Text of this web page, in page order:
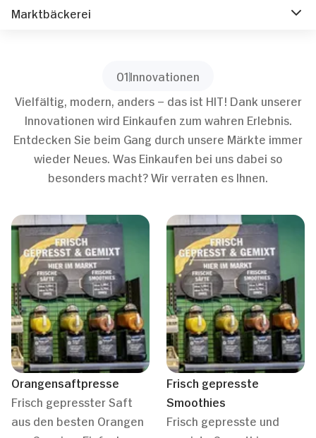
Marktbäckerei
01Innovationen
Vielfältig, modern, anders – das ist HIT! Dank unserer
Innovationen wird Einkaufen zum wahren Erlebnis.
Entdecken Sie beim Gang durch unsere Märkte immer
wieder Neues. Was Einkaufen bei uns dabei so
besonders macht? Wir verraten es Ihnen.
Orangensaftpresse
Frisch gepresster Saft
aus den besten Orangen
Frisch gepresste
Smoothies
Frisch gepresste und